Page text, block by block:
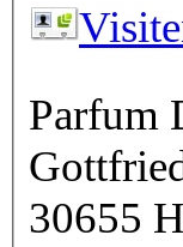
Parfum
30655